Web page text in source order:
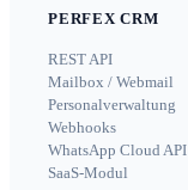
PERFEX CRM
REST API
Mailbox / Webmail
Personalverwaltung
Webhooks
WhatsApp Cloud API
SaaS-Modul